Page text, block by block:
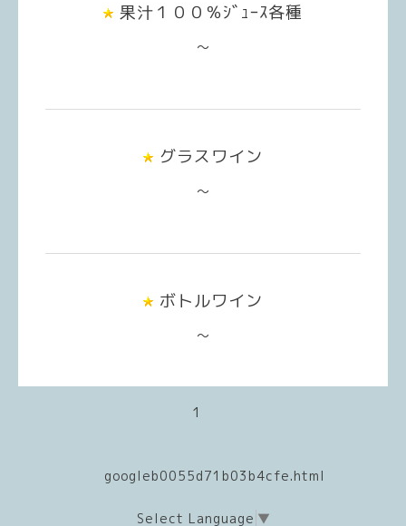
果汁１００％ｼﾞｭｰｽ各種
～
グラスワイン
～
ボトルワイン
～
1
googleb0055d71b03b4cfe.html
Select Language ▼